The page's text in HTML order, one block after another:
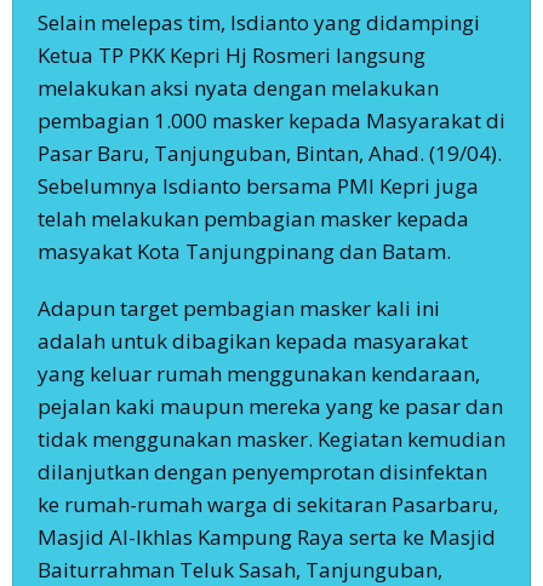
Selain melepas tim, Isdianto yang didampingi
Ketua TP PKK Kepri Hj Rosmeri langsung
melakukan aksi nyata dengan melakukan
pembagian 1.000 masker kepada Masyarakat di
Pasar Baru, Tanjunguban, Bintan, Ahad. (19/04).
Sebelumnya Isdianto bersama PMI Kepri juga
telah melakukan pembagian masker kepada
masyakat Kota Tanjungpinang dan Batam.
Adapun target pembagian masker kali ini
adalah untuk dibagikan kepada masyarakat
yang keluar rumah menggunakan kendaraan,
pejalan kaki maupun mereka yang ke pasar dan
tidak menggunakan masker. Kegiatan kemudian
dilanjutkan dengan penyemprotan disinfektan
ke rumah-rumah warga di sekitaran Pasarbaru,
Masjid Al-Ikhlas Kampung Raya serta ke Masjid
Baiturrahman Teluk Sasah, Tanjunguban,